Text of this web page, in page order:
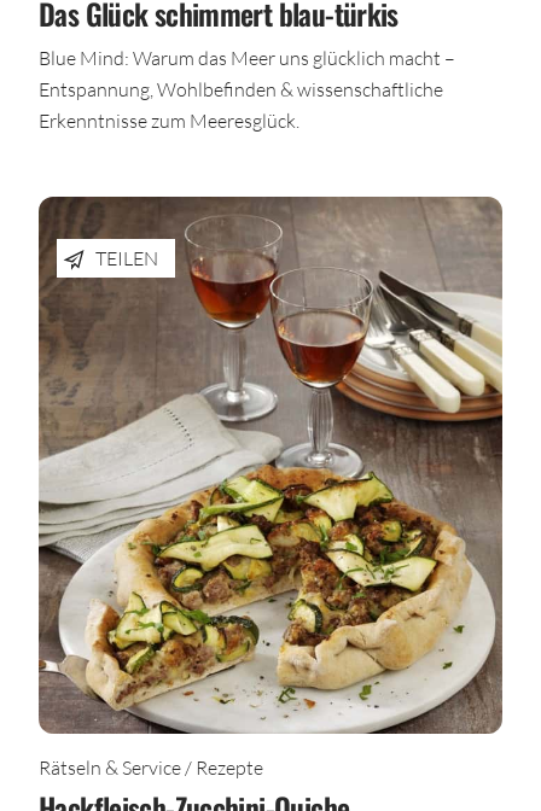
Das Glück schimmert blau-türkis
Blue Mind: Warum das Meer uns glücklich macht –
Entspannung, Wohlbefinden & wissenschaftliche
Erkenntnisse zum Meeresglück.
TEILEN
Rätseln & Service / Rezepte